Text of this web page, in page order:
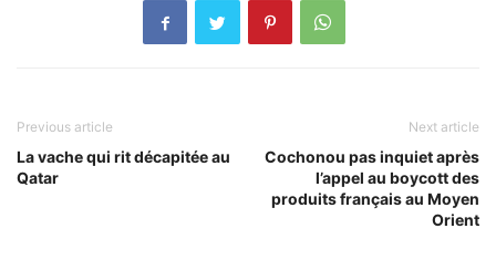
Previous article
La vache qui rit décapitée au
Qatar
Next article
Cochonou pas inquiet après
l’appel au boycott des
produits français au Moyen
Orient